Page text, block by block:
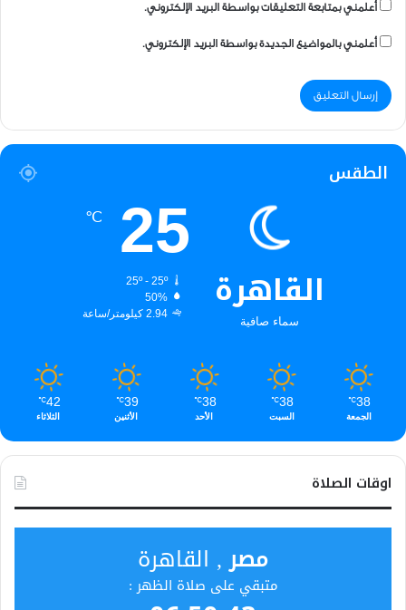
أعلمني بمتابعة التعليقات بواسطة البريد الإلكتروني.
أعلمني بالمواضيع الجديدة بواسطة البريد الإلكتروني.
الطقس
القاهرة
سماء صافية
25
℃
25º - 25º
50%
2.94 كيلومتر/ساعة
38
℃
الجمعة
38
℃
السبت
38
℃
الأحد
39
℃
الأثنين
42
℃
الثلاثاء
اوقات الصلاة